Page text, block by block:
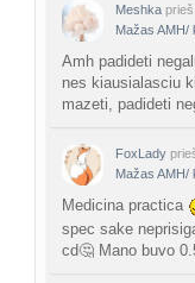
Gražiausi,
atnaujintaNerea prieš
Crinone gelio
Perspėjimas dėl
sukurtaSoliaris73 prieš
Meshka prieš
Mažas AMH/
Amh padideti
nes kiausialasciu
mazeti, padideti
FoxLady
Mažas AMH/
Medicina practica
spec sake
cd🤔 Mano buvo